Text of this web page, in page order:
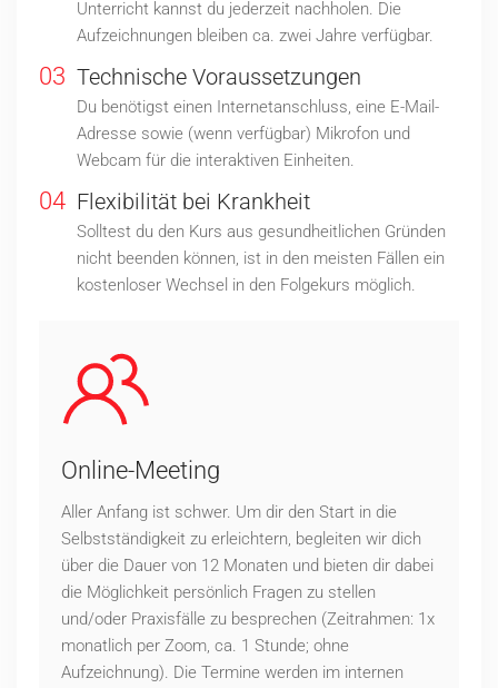
Unterricht kannst du jederzeit nachholen. Die
Aufzeichnungen bleiben ca. zwei Jahre verfügbar.
03 Technische Voraussetzungen
Du benötigst einen Internetanschluss, eine E-Mail-
Adresse sowie (wenn verfügbar) Mikrofon und
Webcam für die interaktiven Einheiten.
04 Flexibilität bei Krankheit
Solltest du den Kurs aus gesundheitlichen Gründen
nicht beenden können, ist in den meisten Fällen ein
kostenloser Wechsel in den Folgekurs möglich.
Online-Meeting
Aller Anfang ist schwer. Um dir den Start in die
Selbstständigkeit zu erleichtern, begleiten wir dich
über die Dauer von 12 Monaten und bieten dir dabei
die Möglichkeit persönlich Fragen zu stellen
und/oder Praxisfälle zu besprechen (Zeitrahmen: 1x
monatlich per Zoom, ca. 1 Stunde; ohne
Aufzeichnung). Die Termine werden im internen